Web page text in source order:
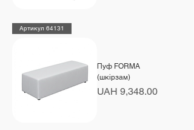
Артикул 64131
Пуф FORMA
(шкірзам)
Price
UAH 9,348.00